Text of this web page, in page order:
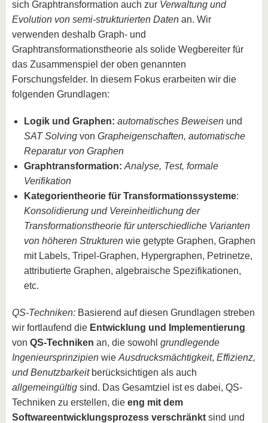
sich Graphtransformation auch zur Verwaltung und
Evolution von semi-strukturierten Daten an. Wir
verwenden deshalb Graph- und
Graphtransformationstheorie als solide Wegbereiter für
das Zusammenspiel der oben genannten
Forschungsfelder. In diesem Fokus erarbeiten wir die
folgenden Grundlagen:
Logik und Graphen: automatisches Beweisen und
SAT Solving von Grapheigenschaften, automatische
Reparatur von Graphen
Graphtransformation: Analyse, Test, formale
Verifikation
Kategorientheorie für Transformationssysteme:
Konsolidierung und Vereinheitlichung der
Transformationstheorie für unterschiedliche Varianten
von höheren Strukturen wie getypte Graphen, Graphen
mit Labels, Tripel-Graphen, Hypergraphen, Petrinetze,
attributierte Graphen, algebraische Spezifikationen,
etc.
QS-Techniken: Basierend auf diesen Grundlagen streben
wir fortlaufend die Entwicklung und Implementierung
von QS-Techniken an, die sowohl grundlegende
Ingenieursprinzipien wie Ausdrucksmächtigkeit, Effizienz,
und Benutzbarkeitberücksichtigen als auch
allgemeingültig sind. Das Gesamtziel ist es dabei, QS-
Techniken zu erstellen, die eng mit dem
Softwareentwicklungsprozess verschränkt sind und